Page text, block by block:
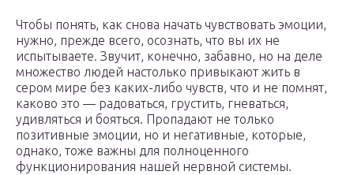
Чтобы понять, как снова начать чувствовать эмоции,
нужно, прежде всего, осознать, что вы их не
испытываете. Звучит, конечно, забавно, но на деле
множество людей настолько привыкают жить в
сером мире без каких-либо чувств, что и не помнят,
каково это — радоваться, грустить, гневаться,
удивляться и бояться. Пропадают не только
позитивные эмоции, но и негативные, которые,
однако, тоже важны для полноценного
функционирования нашей нервной системы.